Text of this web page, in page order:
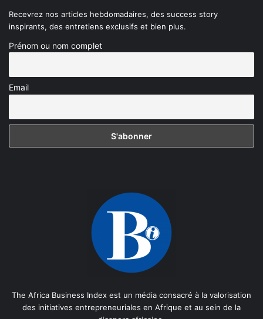
Recevrez nos articles hebdomadaires, des success story
inspirants, des entretiens exclusifs et bien plus.
Prénom ou nom complet
Email
The Africa Business Index est un média consacré à la valorisation
des initiatives entrepreneuriales en Afrique et au sein de la